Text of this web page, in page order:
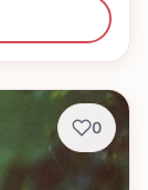
0